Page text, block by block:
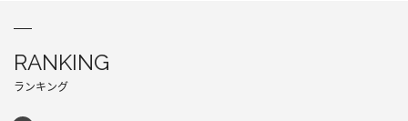
RANKING
ランキング